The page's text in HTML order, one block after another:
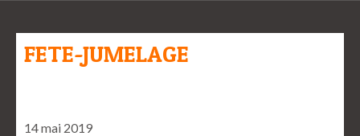
FETE-JUMELAGE
14 mai 2019